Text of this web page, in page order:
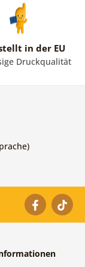
in der EU
Druckqualität